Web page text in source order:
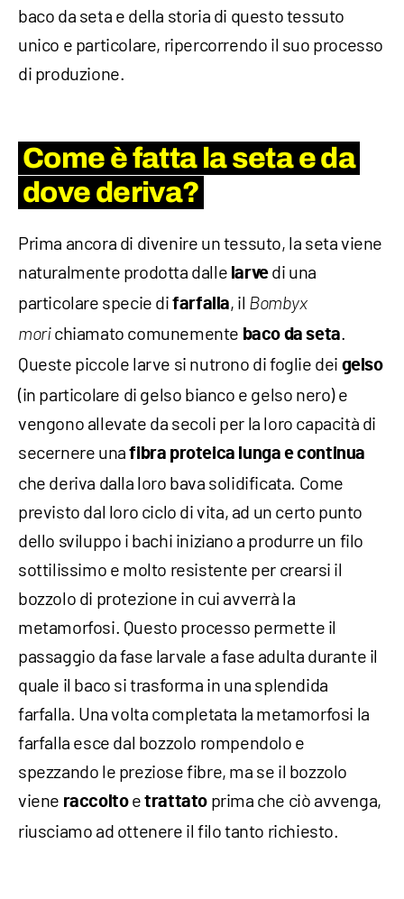
baco da seta e della storia di questo tessuto
unico e particolare, ripercorrendo il suo processo
di produzione.
Come è fatta la seta e da
dove deriva?
Prima ancora di divenire un tessuto, la seta viene
naturalmente prodotta dalle larvedi una
particolare specie difarfalla, il Bombyx
morichiamato comunemente baco da seta.
Queste piccole larve si nutrono di foglie dei gelso
(in particolare di gelso bianco e gelso nero) e
vengono allevate da secoli per la loro capacità di
secernere unafibra proteica lunga e continua
che deriva dalla loro bava solidificata. Come
previsto dal loro ciclo di vita, ad un certo punto
dello sviluppo i bachi iniziano a produrre un filo
sottilissimo e molto resistente per crearsi il
bozzolo di protezione in cui avverrà la
metamorfosi. Questo processo permette il
passaggio da fase larvale a fase adulta durante il
quale il baco si trasforma in una splendida
farfalla. Una volta completata la metamorfosi la
farfalla esce dal bozzolo rompendolo e
spezzando le preziose fibre, ma se il bozzolo
viene raccoltoetrattato prima che ciò avvenga,
riusciamo ad ottenere il filo tanto richiesto.